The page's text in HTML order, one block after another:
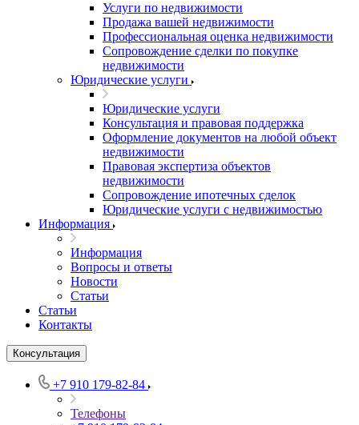
Услуги по недвижимости
Продажа вашей недвижимости
Профессиональная оценка недвижимости
Сопровождение сделки по покупке
недвижимости
Юридические услуги
Юридические услуги
Консультация и правовая поддержка
Оформление документов на любой объект
недвижимости
Правовая экспертиза объектов
недвижимости
Сопровождение ипотечных сделок
Юридические услуги с недвижимостью
Информация
Информация
Вопросы и ответы
Новости
Статьи
Статьи
Контакты
Консультация
+7 910 179-82-84
Телефоны